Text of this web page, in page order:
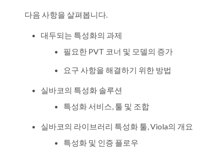
다음 사항을 살펴봅니다.
대두되는 특성화의 과제
필요한 PVT 코너 및 모델의 증가
요구 사항을 해결하기 위한 방법
실바코의 특성화 솔루션
특성화 서비스, 툴 및 조합
실바코의 라이브러리 특성화 툴, Viola의 개요
특성화 및 인증 플로우